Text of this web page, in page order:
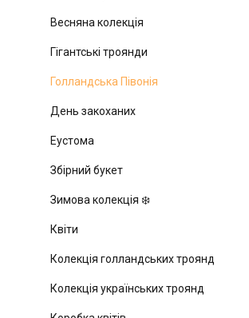
Весняна колекція
Гігантські троянди
Голландська Півонія
День закоханих
Еустома
Збірний букет
Зимова колекція ❄️
Квіти
Колекція голландських троянд
Колекція українських троянд